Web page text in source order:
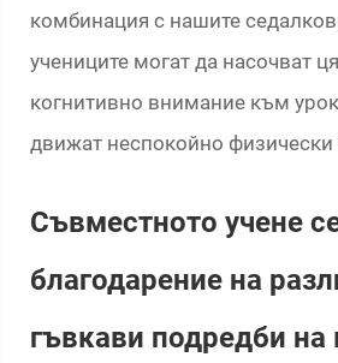
комбинация с нашите
учениците могат да насочват
когнитивно внимание към
движат неспокойно физически
Съвместното учене
благодарение на
гъвкави подредби на